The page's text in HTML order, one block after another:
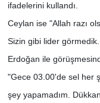
ifadelerini kullandı.
Ceylan ise "Allah razı
Sizin gibi lider
Erdoğan ile
"Gece 03.00'de sel her
şey yapamadım.